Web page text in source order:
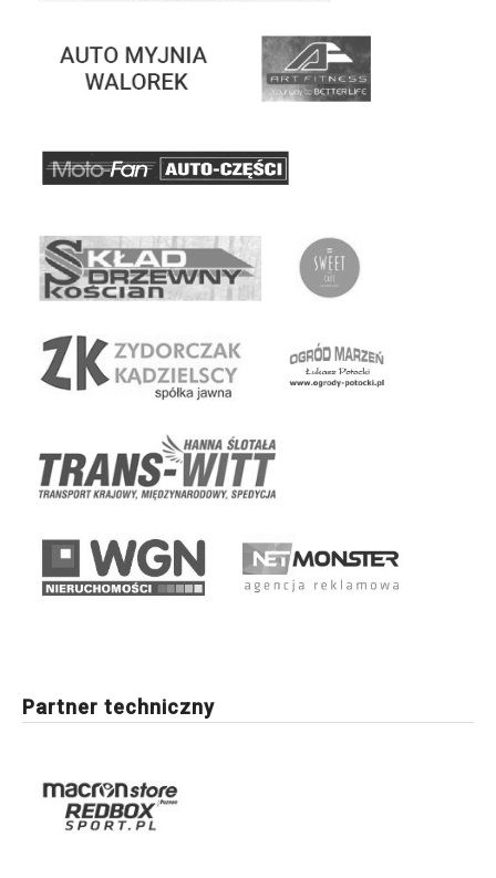
Partner techniczny